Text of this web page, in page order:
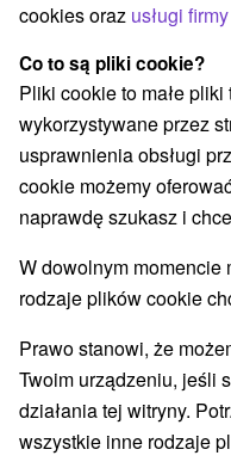
Wszystkie kategorie
Źródła(2) Parki
Ośrodek narciarski(1)
Miejsca sakralne (1)
Zamki, pałace, ruiny(4)
Wieże obserwacyjne i
Jeziora, jeziora,
Zabytki techniki(1)
Escaperoom(1)
Muzea i galerie
Wsie i miasta
Svidník(1) Nižná
cookies oraz usługi
Co to są pliki cookie?
Pliki cookie to małe
wykorzystywane przez
usprawnienia obsługi
cookie możemy
naprawdę szukasz i
W dowolnym momencie
rodzaje plików cookie
Prawo stanowi, że
Twoim urządzeniu, jeśli
działania tej witryny.
wszystkie inne rodzaje